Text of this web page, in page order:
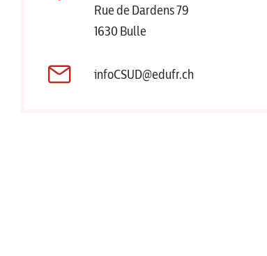
Rue de Dardens 79
1630 Bulle
infoCSUD@edufr.ch